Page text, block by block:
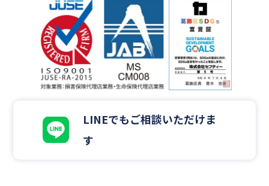
LINEでもご相談いただけま
す